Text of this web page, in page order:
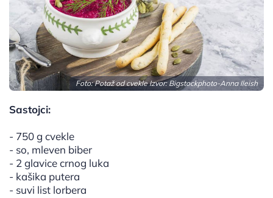
Foto: Potaž od cvekle Izvor:Bigstockphoto-Anna Ileish
Sastojci:
- 750 g cvekle
- so, mleven biber
- 2 glavice crnog luka
- kašika putera
- suvi list lorbera